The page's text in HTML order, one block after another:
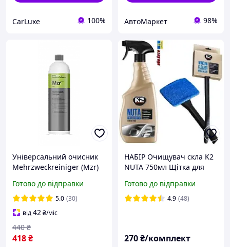
CarLuxe 100% АвтоМаркет 98%
Універсальний очисник
Mehrzweckreiniger (Mzr)
1 л
Готово до відправки
5.0 (30)
від42₴/міс
418₴
440 ₴
НАБІР Очищувач скла K2
NUTA 750мл Щітка для
мікрофібра з ручкою 360
мм К2 K503 K507
Готово до відправки
4.9 (48)
270₴/комплект